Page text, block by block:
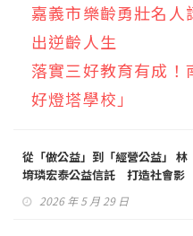
嘉義市樂齡勇壯名
出逆齡人生
落實三好教育有成
好燈塔學校」
從「做公益」到「經營公益」 林
堉璘宏泰公益信託 打造社會影
響力新典範
2026 年 5 月 29 日